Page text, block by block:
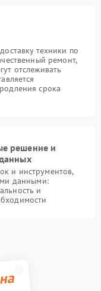
техники по
ремонт,
отслеживать
срока
решение и
и инструментов,
данными:
и